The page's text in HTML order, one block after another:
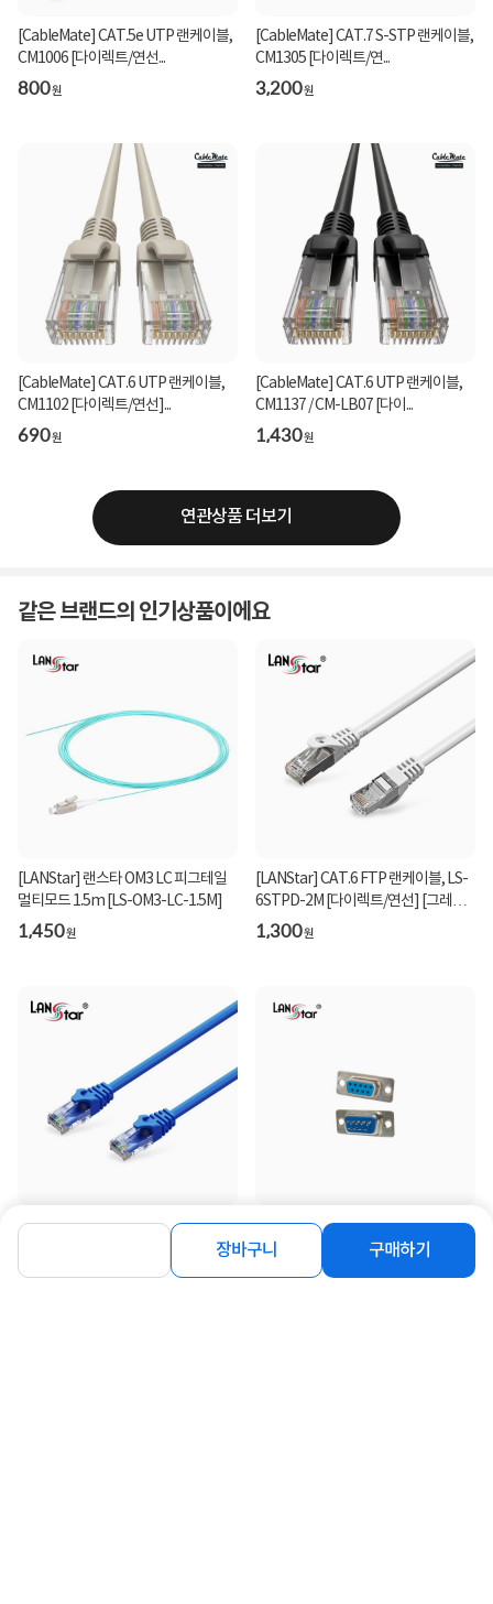
장바구니 구매하기
[CableMate] CAT.5e UTP 랜케이블,
CM1006 [다이렉트/연선...
800원
[CableMate] CAT.7 S-STP 랜케이블,
CM1305 [다이렉트/연...
3,200원
[CableMate] CAT.6 UTP 랜케이블,
CM1102 [다이렉트/연선]...
690원
[CableMate] CAT.6 UTP 랜케이블,
CM1137 / CM-LB07 [다이...
1,430원
연관상품 더보기
같은 브랜드의 인기상품이에요
[LANStar] 랜스타 OM3 LC 피그테일
멀티모드 1.5m [LS-OM3-LC-1.5M]
1,450원
[LANStar] CAT.6 FTP 랜케이블, LS-
6STPD-2M [다이렉트/연선] [그레
이/2m]
1,300원
[LANStar] CAT.6 UTP 랜케이블, LS-
루/2m]
1,300원
[LANStar] 시리얼 납땜용 커넥터, DB
9핀 2열 F(암) [LS-CON-S9F]
150원